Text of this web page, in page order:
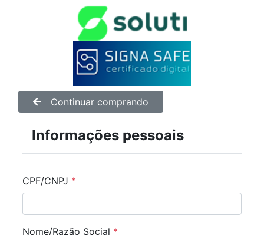
Continuar comprando
Informações pessoais
CPF/CNPJ *
Nome/Razão Social *